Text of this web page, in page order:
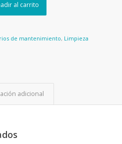
al carrito
de mantenimiento, Limpieza
adicional